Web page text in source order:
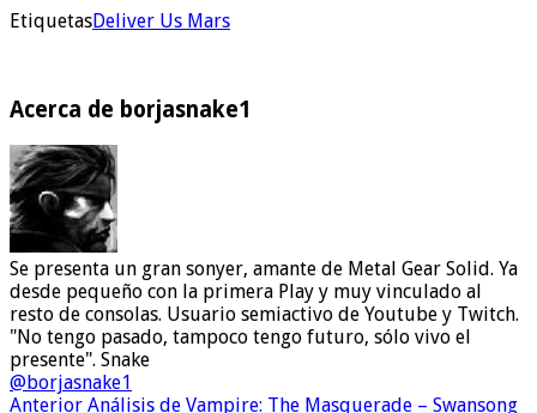
EtiquetasDeliver Us Mars
Acerca de borjasnake1
Se presenta un gran sonyer, amante de Metal Gear Solid. Ya
desde pequeño con la primera Play y muy vinculado al
resto de consolas. Usuario semiactivo de Youtube y Twitch.
"No tengo pasado, tampoco tengo futuro, sólo vivo el
presente". Snake
@borjasnake1
Anterior Análisis de Vampire: The Masquerade – Swansong